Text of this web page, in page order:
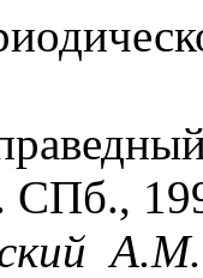
СПб.,